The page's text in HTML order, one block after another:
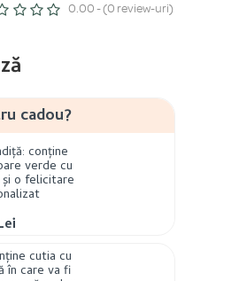
0.00 - (0 review-uri)
cadou?
conține
verde cu
o felicitare
cutia cu
în care va fi